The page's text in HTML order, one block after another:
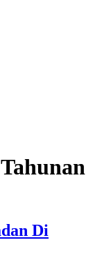
Di